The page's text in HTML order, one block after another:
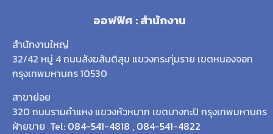
ออฟฟิศ : สำนักงาน
สำนักงานใหญ่
32/42 หมู่ 4 ถนนสังฆสันติสุข แขวงกระทุ่มราย เขตหนองจอก
กรุงเทพมหานคร 10530
สาขาย่อย
320 ถนนรามคำแหง แขวงหัวหมาก เขตบางกะปิ กรุงเทพมหานคร
ฝ่ายขาย Tel: 084-541-4818 , 084-541-4822